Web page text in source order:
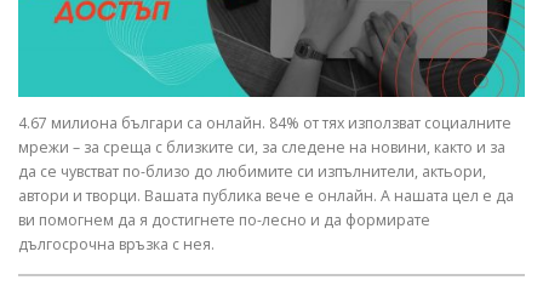
4.67 милиона българи са онлайн. 84% от тях използват социалните
мрежи – за среща с близките си, за следене на новини, както и за
да се чувстват по-близо до любимите си изпълнители, актьори,
автори и творци. Вашата публика вече е онлайн. А нашата цел е да
ви помогнем да я достигнете по-лесно и да формирате
дългосрочна връзка с нея.